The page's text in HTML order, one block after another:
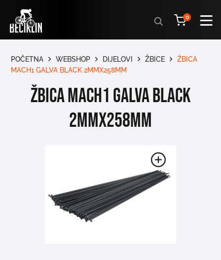
Products
search
0
POČETNA WEBSHOP DIJELOVI ŽBICE
ŽBICA
MACH1 GALVA BLACK 2MMX258MM
ŽBICA MACH1 GALVA BLACK
2MMX258MM